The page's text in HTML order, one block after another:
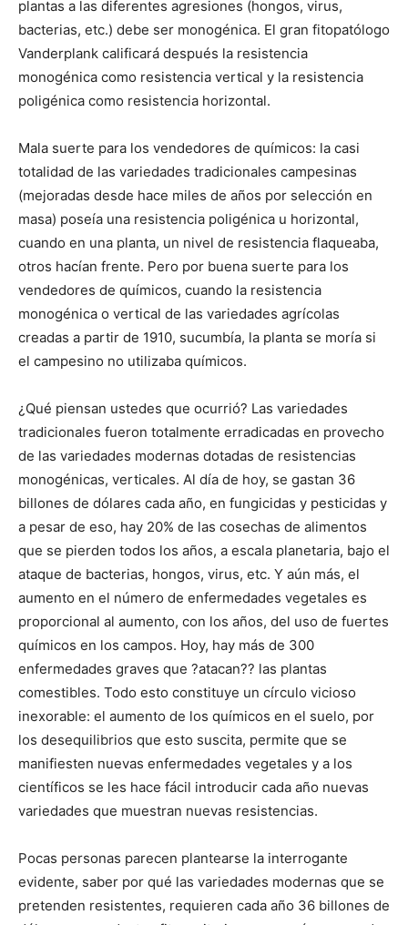
plantas a las diferentes agresiones (hongos, virus,
bacterias, etc.) debe ser monogénica. El gran fitopatólogo
Vanderplank calificará después la resistencia
monogénica como resistencia vertical y la resistencia
poligénica como resistencia horizontal.
Mala suerte para los vendedores de químicos: la casi
totalidad de las variedades tradicionales campesinas
(mejoradas desde hace miles de años por selección en
masa) poseía una resistencia poligénica u horizontal,
cuando en una planta, un nivel de resistencia flaqueaba,
otros hacían frente. Pero por buena suerte para los
vendedores de químicos, cuando la resistencia
monogénica o vertical de las variedades agrícolas
creadas a partir de 1910, sucumbía, la planta se moría si
el campesino no utilizaba químicos.
¿Qué piensan ustedes que ocurrió? Las variedades
tradicionales fueron totalmente erradicadas en provecho
de las variedades modernas dotadas de resistencias
monogénicas, verticales. Al día de hoy, se gastan 36
billones de dólares cada año, en fungicidas y pesticidas y
a pesar de eso, hay 20% de las cosechas de alimentos
que se pierden todos los años, a escala planetaria, bajo el
ataque de bacterias, hongos, virus, etc. Y aún más, el
aumento en el número de enfermedades vegetales es
proporcional al aumento, con los años, del uso de fuertes
químicos en los campos. Hoy, hay más de 300
enfermedades graves que ?atacan?? las plantas
comestibles. Todo esto constituye un círculo vicioso
inexorable: el aumento de los químicos en el suelo, por
los desequilibrios que esto suscita, permite que se
manifiesten nuevas enfermedades vegetales y a los
científicos se les hace fácil introducir cada año nuevas
variedades que muestran nuevas resistencias.
Pocas personas parecen plantearse la interrogante
evidente, saber por qué las variedades modernas que se
pretenden resistentes, requieren cada año 36 billones de